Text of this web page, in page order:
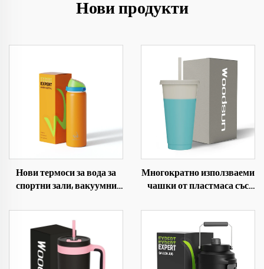
Нови продукти
Нови термоси за вода за
спортни зали, вакуумни
неръждаема стомана за
спорт
Многократно използваеми
чашки от пластмаса със